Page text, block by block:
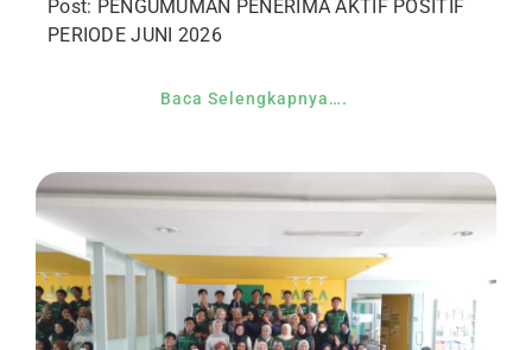
Post: PENGUMUMAN PENERIMA AKTIF POSITIF
PERIODE JUNI 2026
Baca Selengkapnya….